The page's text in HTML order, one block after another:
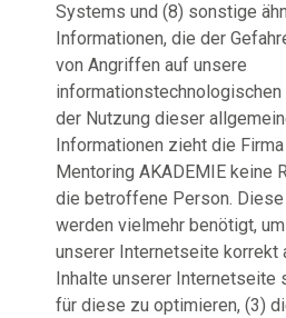
Systems und (8) sonstige
Informationen, die der
von Angriffen auf unsere
der Nutzung dieser
Informationen zieht die
Mentoring AKADEMIE keine
die betroffene Person.
werden vielmehr benötigt,
unserer Internetseite korrekt
Inhalte unserer Internetseite
für diese zu optimieren, (3)